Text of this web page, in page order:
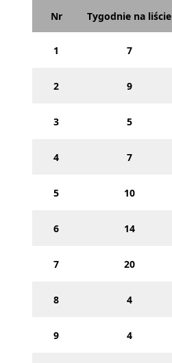
Nr Tygodnie na liście
1 7
2 9
3 5
4 7
5 10
6 14
7 20
8 4
9 4